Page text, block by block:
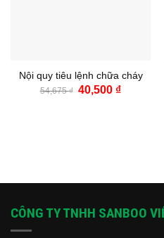
Nội quy tiêu lệnh chữa cháy
54,675₫ Giá
gốc
40,500 ₫Giá
CÔNG TY TNHH SANBOO